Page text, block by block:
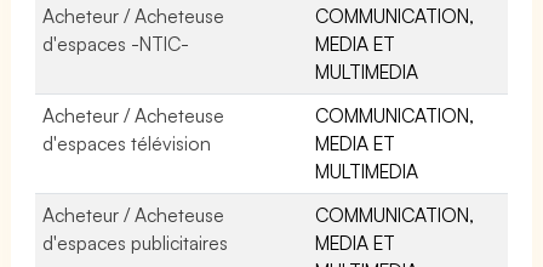
Acheteur / Acheteuse
d'espaces -NTIC-
COMMUNICATION,
MEDIA ET
MULTIMEDIA
Acheteur / Acheteuse
d'espaces télévision
COMMUNICATION,
MEDIA ET
MULTIMEDIA
Acheteur / Acheteuse
d'espaces publicitaires
COMMUNICATION,
MEDIA ET